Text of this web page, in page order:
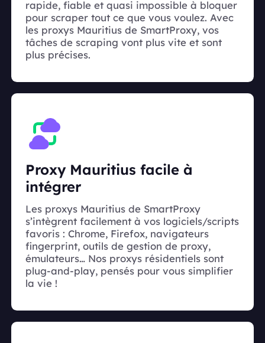
rapide, fiable et quasi impossible à bloquer
pour scraper tout ce que vous voulez. Avec
les proxys Mauritius de SmartProxy, vos
tâches de scraping vont plus vite et sont
plus précises.
Proxy Mauritius facile à
intégrer
Les proxys Mauritius de SmartProxy
s’intègrent facilement à vos logiciels/scripts
favoris : Chrome, Firefox, navigateurs
fingerprint, outils de gestion de proxy,
émulateurs… Nos proxys résidentiels sont
plug-and-play, pensés pour vous simplifier
la vie !